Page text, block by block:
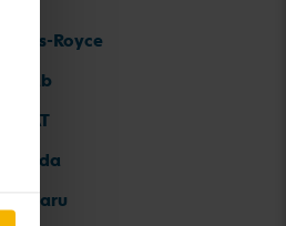
Rolls-Royce
Saab
SEAT
Skoda
Subaru